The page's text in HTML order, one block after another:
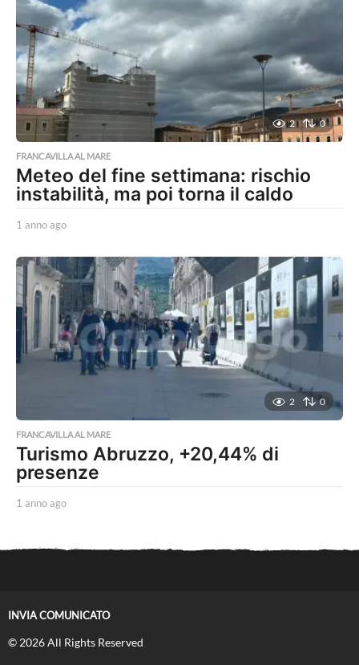
o
a
g
o
2 0
FRANCAVILLA AL MARE
Meteo del fine settimana: rischio
instabilità, ma poi torna il caldo
1 anno ago
n
o
g
o
2 0
FRANCAVILLA AL MARE
Turismo Abruzzo, +20,44% di
presenze
1 anno ago
n
o
INVIA COMUNICATO
© 2026 All Rights Reserved